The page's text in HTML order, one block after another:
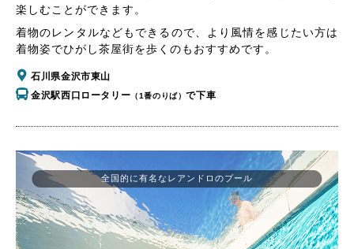
楽しむことができます。
着物のレンタルなどもできるので、より風情を感じたい方は
着物姿でひがし茶屋街を歩くのもおすすめです。
石川県金沢市東山
金沢駅西口ロータリー （1番のりば）で下車
全国的に有名なレアンドロのプール